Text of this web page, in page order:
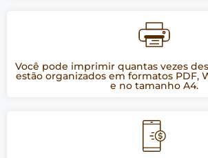
Você pode imprimir quantas vezes
estão organizados em formatos PDF,
e no tamanho A4.